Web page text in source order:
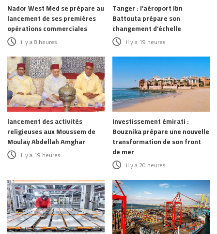
Nador West Med se prépare au
lancement de ses premières
opérations commerciales
il y a 8 heures
Tanger : l’aéroport Ibn
Battouta prépare son
changement d’échelle
il y a 19 heures
lancement des activités
religieuses aux Moussem de
Moulay Abdellah Amghar
il y a 19 heures
Investissement émirati :
Bouznika prépare une nouvelle
transformation de son front
de mer
il y a 20 heures